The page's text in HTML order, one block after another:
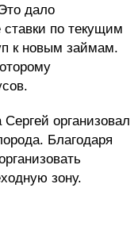
дало
по текущим
к новым займам.
организовал
Благодаря
зону.